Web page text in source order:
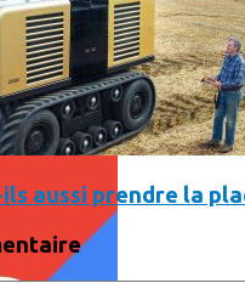
de Google sont-ils
aussi prendre la